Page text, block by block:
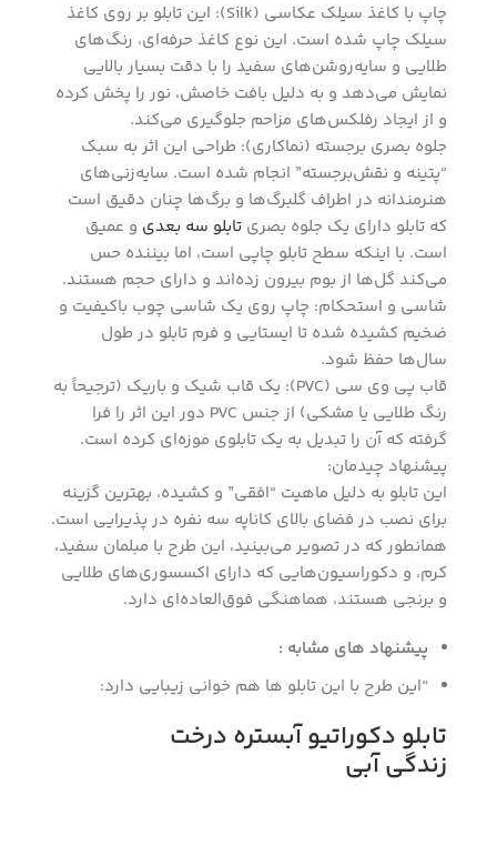
چاپ با کاغذ سیلک عکاسی (Silk): این تابلو بر روی کاغذ
سیلک چاپ شده است. این نوع کاغذ حرفه‌ای، رنگ‌های
طلایی و سایه‌روشن‌های سفید را با دقت بسیار بالایی
نمایش می‌دهد و به دلیل بافت خاصش، نور را پخش کرده
و از ایجاد رفلکس‌های مزاحم جلوگیری می‌کند.
جلوه بصری برجسته (نماکاری): طراحی این اثر به سبک
“پتینه و نقش‌برجسته” انجام شده است. سایه‌زنی‌های
هنرمندانه در اطراف گلبرگ‌ها و برگ‌ها چنان دقیق است
که تابلو دارای یک جلوه بصری تابلو سه بعدی و عمیق
است. با اینکه سطح تابلو چاپی است، اما بیننده حس
می‌کند گل‌ها از بوم بیرون زده‌اند و دارای حجم هستند.
شاسی و استحکام: چاپ روی یک شاسی چوب باکیفیت و
ضخیم کشیده شده تا ایستایی و فرم تابلو در طول
سال‌ها حفظ شود.
قاب پی وی سی (PVC): یک قاب شیک و باریک (ترجیحاً به
رنگ طلایی یا مشکی) از جنس PVC دور این اثر را فرا
گرفته که آن را تبدیل به یک تابلوی موزه‌ای کرده است.
پیشنهاد چیدمان:
این تابلو به دلیل ماهیت “افقی” و کشیده، بهترین گزینه
برای نصب در فضای بالای کاناپه سه نفره در پذیرایی است.
همانطور که در تصویر می‌بینید، این طرح با مبلمان سفید،
کرم، و دکوراسیون‌هایی که دارای اکسسوری‌های طلایی
و برنجی هستند، هماهنگی فوق‌العاده‌ای دارد.
پیشنهاد های مشابه :
“این طرح با این تابلو ها هم خوانی زیبایی دارد:
تابلو دکوراتیو آبستره درخت
زندگی آبی